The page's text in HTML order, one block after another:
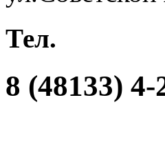
Тел.
8 (48133) 4-